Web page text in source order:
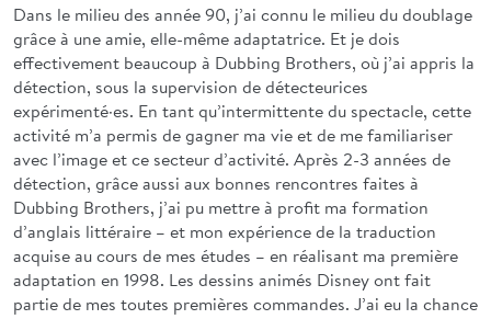
Dans le milieu des année 90, j’ai connu le milieu du doublage
grâce à une amie, elle-même adaptatrice. Et je dois
effectivement beaucoup à Dubbing Brothers, où j’ai appris la
détection, sous la supervision de détecteurices
expérimenté·es. En tant qu’intermittente du spectacle, cette
activité m’a permis de gagner ma vie et de me familiariser
avec l’image et ce secteur d’activité. Après 2-3 années de
détection, grâce aussi aux bonnes rencontres faites à
Dubbing Brothers, j’ai pu mettre à profit ma formation
d’anglais littéraire – et mon expérience de la traduction
acquise au cours de mes études – en réalisant ma première
adaptation en 1998. Les dessins animés Disney ont fait
partie de mes toutes premières commandes. J’ai eu la chance